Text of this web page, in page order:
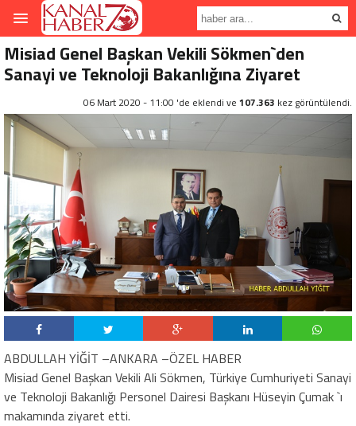
Misiad Genel Başkan Vekili Sökmen`den
Sanayi ve Teknoloji Bakanlığına Ziyaret
06 Mart 2020 - 11:00 'de eklendi ve 107.363 kez görüntülendi.
ABDULLAH YİĞİT –ANKARA –ÖZEL HABER
Misiad Genel Başkan Vekili Ali Sökmen, Türkiye Cumhuriyeti Sanayi
ve Teknoloji Bakanlığı Personel Dairesi Başkanı Hüseyin Çumak `ı
makamında ziyaret etti.